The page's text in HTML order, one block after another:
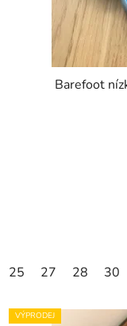
Barefoot
25 27 28 30
VÝPRODEJ